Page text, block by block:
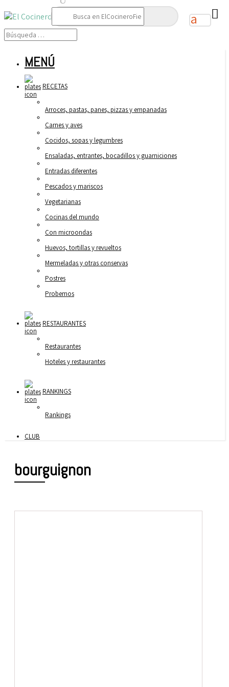
Buscar:
MENÚ
RECETAS
Arroces, pastas, panes, pizzas y empanadas
Carnes y aves
Cocidos, sopas y legumbres
Ensaladas, entrantes, bocadillos y guarniciones
Entradas diferentes
Pescados y mariscos
Vegetarianas
Cocinas del mundo
Con microondas
Huevos, tortillas y revueltos
Mermeladas y otras conservas
Postres
Probemos
RESTAURANTES
Restaurantes
Hoteles y restaurantes
RANKINGS
Rankings
CLUB
bourguignon